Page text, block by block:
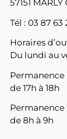
57151 MARLY
Tél : 03 87 63
Horaires
Du lundi au
Permanence
de 17h à 18h
de 8h à 9h